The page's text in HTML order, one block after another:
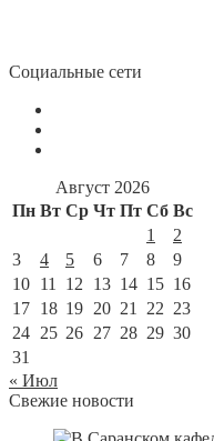
Социальные сети
Август 2026
Пн Вт Ср Чт Пт Сб Вс
1
2
3
4 5 6 7 8
9
10 11 12 13 14 15 16
17 18 19 20 21 22 23
24 25 26 27 28 29 30
31
« Июл
Свежие новости